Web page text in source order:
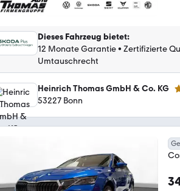
Dieses Fahrzeug bietet:
12 Monate Garantie• Zertifizierte
Umtauschrecht
Heinrich Thomas GmbH & Co. KG
53227 Bonn